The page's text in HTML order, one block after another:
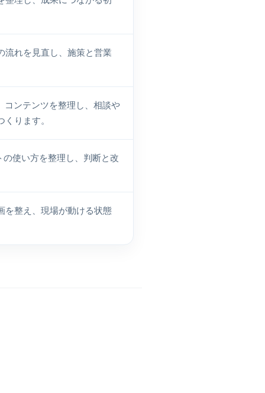
流れを見直し、施策と営業
コンテンツを整理し、相談や
ります。
使い方を整理し、判断と改
を整え、現場が動ける状態